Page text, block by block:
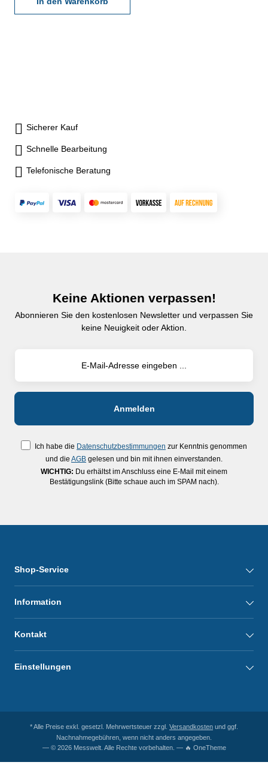
Werksnormen
Sicherer Kauf
Schnelle Bearbeitung
Telefonische Beratung
Keine Aktionen verpassen!
Abonnieren Sie den kostenlosen Newsletter und verpassen Sie
keine Neuigkeit oder Aktion.
Ich habe die Datenschutzbestimmungen zur Kenntnis genommen
und die AGB gelesen und bin mit ihnen einverstanden.
WICHTIG: Du erhältst im Anschluss eine E-Mail mit einem
Bestätigungslink (Bitte schaue auch im SPAM nach).
Shop-Service
Information
Kontakt
Einstellungen
* Alle Preise exkl. gesetzl. Mehrwertsteuer zzgl. Versandkosten und ggf.
Nachnahmegebühren, wenn nicht anders angegeben.
— © 2026 Messwelt. Alle Rechte vorbehalten. — 🔥 OneTheme